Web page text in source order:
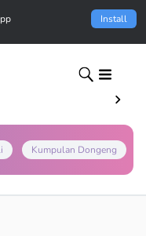
Install
Kumpulan Dongeng